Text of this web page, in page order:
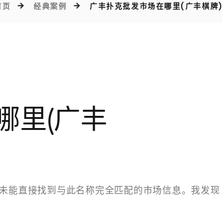
页 经典案例 广丰扑克批发市场在哪里(广丰棋牌)
里(广丰
能直接找到与此名称完全匹配的市场信息。我发现